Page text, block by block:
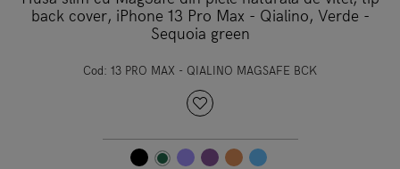
back cover, iPhone 13 Pro Max - Qialino, Verde -
Sequoia green
Cod: 13 PRO MAX - QIALINO MAGSAFE BCK